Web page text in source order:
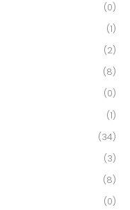
(0)
(1)
(2)
(8)
(0)
(1)
(34)
(3)
(8)
(0)